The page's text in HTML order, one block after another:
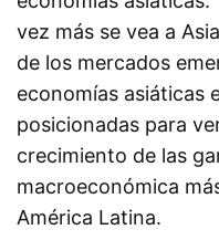
vez más se vea a
de los mercados
economías asiáticas
posicionadas para
crecimiento de las
macroeconómica
América Latina.